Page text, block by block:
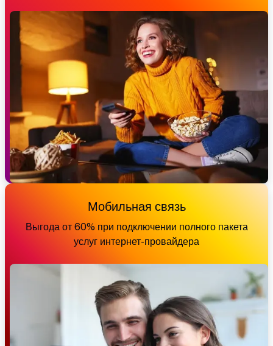
Мобильная связь
Выгода от 60% при подключении полного пакета
услуг интернет-провайдера